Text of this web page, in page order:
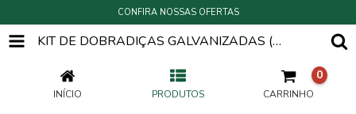
CONFIRA NOSSAS OFERTAS
KIT DE DOBRADIÇAS GALVANIZADAS (C/ 3 UNID) - NACIONAL
INÍCIO PRODUTOS CARRINHO
0